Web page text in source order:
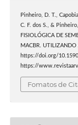
Pinheiro, D. T.,
C. F. dos S., &
FISIOLÓGICA DE
MACBR. UTILIZANDO
https://doi.org/
https://
Fomatos de